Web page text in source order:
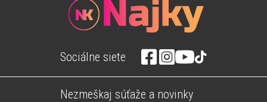
Sociálne siete
Nezmeškaj súťaže a novinky